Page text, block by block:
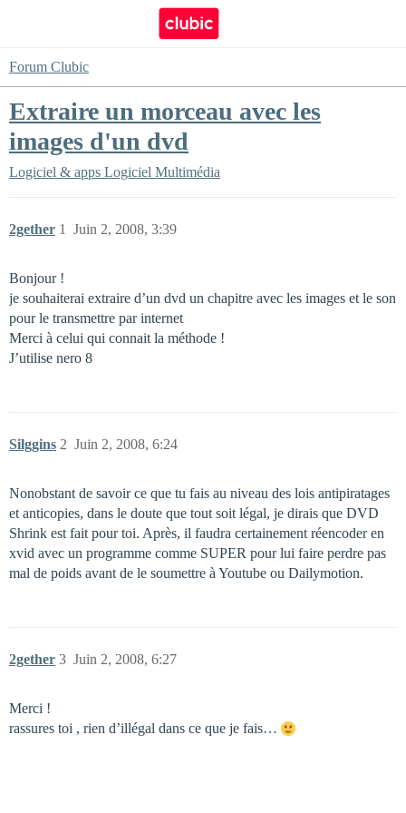
Forum Clubic
Extraire un morceau avec les
images d'un dvd
Logiciel & apps Logiciel Multimédia
2gether Juin 2, 2008, 3:39
1
Bonjour !
je souhaiterai extraire d’un dvd un chapitre avec les images et le son
pour le transmettre par internet
Merci à celui qui connait la méthode !
J’utilise nero 8
Silggins Juin 2, 2008, 6:24
2
Nonobstant de savoir ce que tu fais au niveau des lois antipiratages
et anticopies, dans le doute que tout soit légal, je dirais que DVD
Shrink est fait pour toi. Après, il faudra certainement réencoder en
xvid avec un programme comme SUPER pour lui faire perdre pas
mal de poids avant de le soumettre à Youtube ou Dailymotion.
2gether Juin 2, 2008, 6:27
3
Merci !
rassures toi , rien d’illégal dans ce que je fais…